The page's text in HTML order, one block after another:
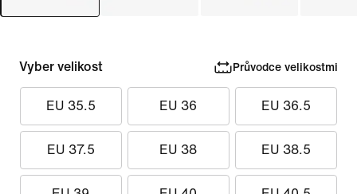
Vyber velikost Průvodce velikostmi
EU 35.5 EU 36 EU 36.5
EU 37.5 EU 38 EU 38.5